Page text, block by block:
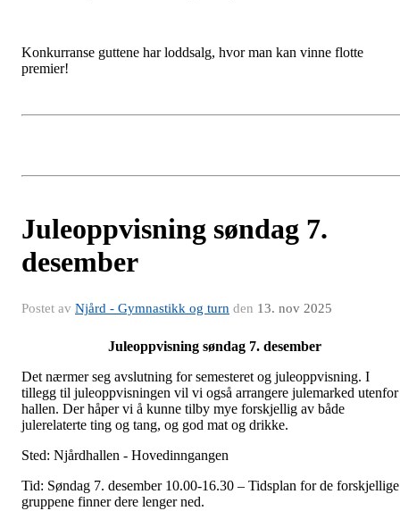
Konkurranse guttene har loddsalg, hvor man kan vinne flotte
premier!
Juleoppvisning søndag 7.
desember
Postet av Njård - Gymnastikk og turn den 13. nov 2025
Juleoppvisning søndag 7. desember
Det nærmer seg avslutning for semesteret og juleoppvisning. I
tillegg til juleoppvisningen vil vi også arrangere julemarked utenfor
hallen. Der håper vi å kunne tilby mye forskjellig av både
julerelaterte ting og tang, og god mat og drikke.
Sted: Njårdhallen - Hovedinngangen
Tid: Søndag 7. desember 10.00-16.30 – Tidsplan for de forskjellige
gruppene finner dere lenger ned.